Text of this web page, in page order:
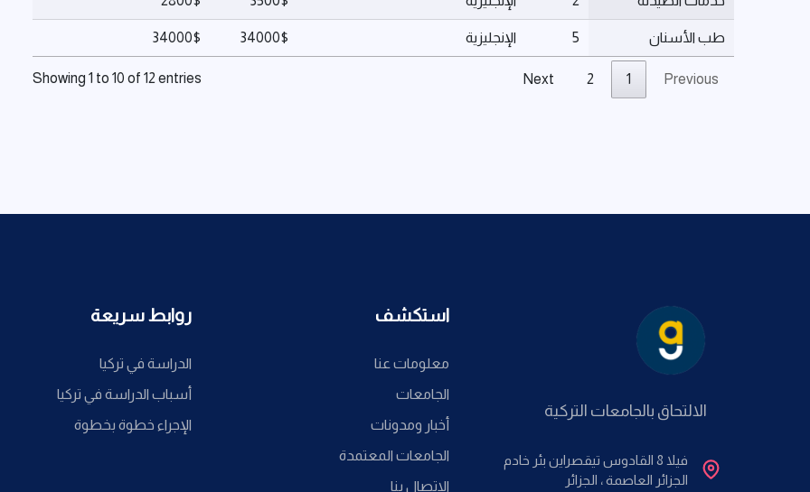
طب الأسنان 5 الإنجليزية 34000$
34000$
Showing 1 to 10 of 12 entries Previous
1
2
Next
الالتحاق بالجامعات التركية
فيلا 8 القادوس تيقصراين بئر خادم
الجزائر العاصمة ، الجزائر
استكشف
معلومات عنا
الجامعات
أخبار ومدونات
الجامعات المعتمدة
الاتصال بنا
روابط سريعة
الدراسة في تركيا
أسباب الدراسة في تركيا
الإجراء خطوة بخطوة